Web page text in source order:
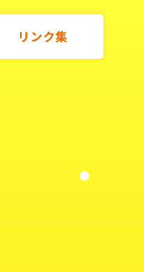
リンク集